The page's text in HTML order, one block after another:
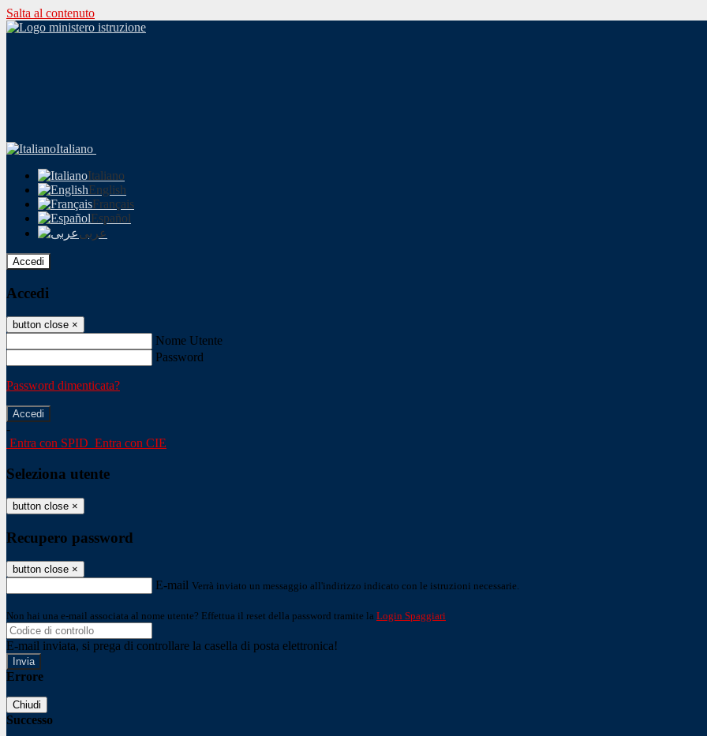
Salta al contenuto
Italiano
Italiano
English
Français
Español
عربى
Accedi
Accedi
button close ×
Nome Utente
Password
Password dimenticata?
-
Entra con SPID Entra con CIE
Seleziona utente
button close ×
Recupero password
button close ×
E-mail Verrà inviato un messaggio all'indirizzo indicato con le istruzioni necessarie.
Non hai una e-mail associata al nome utente? Effettua il reset della password tramite la Login Spaggiari
E-mail inviata, si prega di controllare la casella di posta elettronica!
Errore
Chiudi
Successo